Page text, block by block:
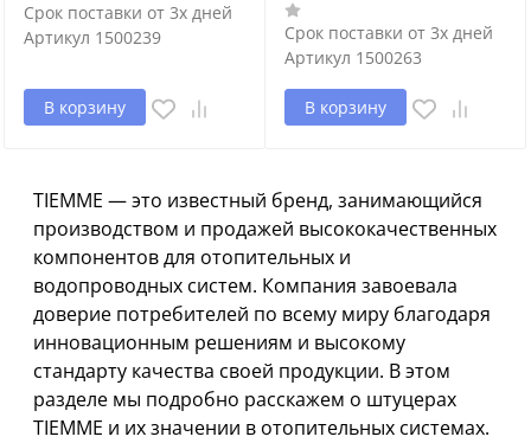
Срок поставки от 3х дней
Артикул 1500239
В корзину
Срок поставки от 3х дней
Артикул 1500263
В корзину
TIEMME — это известный бренд, занимающийся
производством и продажей высококачественных
компонентов для отопительных и
водопроводных систем. Компания завоевала
доверие потребителей по всему миру благодаря
инновационным решениям и высокому
стандарту качества своей продукции. В этом
разделе мы подробно расскажем о штуцерах
TIEMME и их значении в отопительных системах.